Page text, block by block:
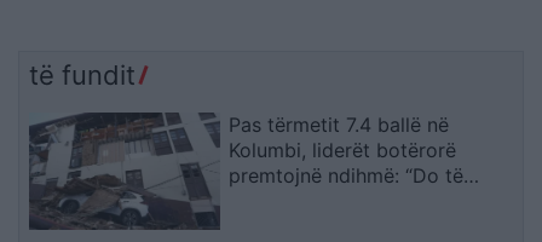
të fundit
Pas tërmetit 7.4 ballë në
Kolumbi, liderët botërorë
premtojnë ndihmë: “Do të